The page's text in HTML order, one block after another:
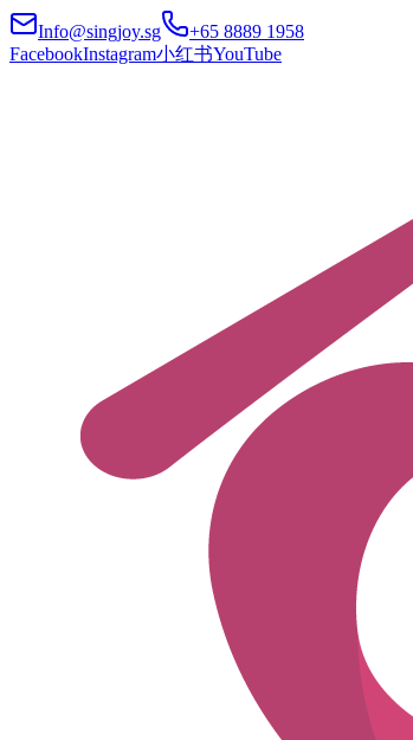
Info@singjoy.sg
+65 8889 1958
FacebookInstagram小红书YouTube